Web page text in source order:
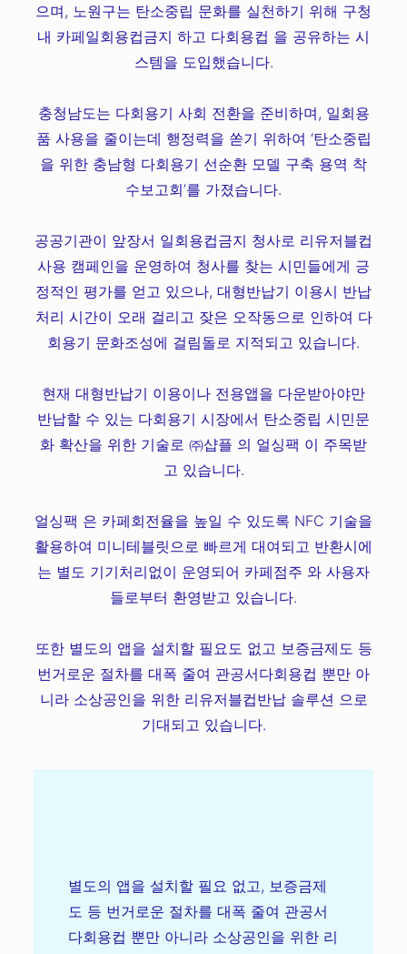
으며, 노원구는 탄소중립 문화를 실천하기 위해 구청
내 카페일회용컵금지 하고 다회용컵 을 공유하는 시
스템을 도입했습니다.
​충청남도는 다회용기 사회 전환을 준비하며, 일회용
품 사용을 줄이는데 행정력을 쏟기 위하여 ‘탄소중립
을 위한 충남형 다회용기 선순환 모델 구축 용역 착
수보고회’를 가졌습니다.
​공공기관이 앞장서 일회용컵금지 청사로 리유저블컵
사용 캠페인을 운영하여 청사를 찾는 시민들에게 긍
정적인 평가를 얻고 있으나, 대형반납기 이용시 반납
처리 시간이 오래 걸리고 잦은 오작동으로 인하여 다
회용기 문화조성에 걸림돌로 지적되고 있습니다.
현재 대형반납기 이용이나 전용앱을 다운받아야만
반납할 수 있는 다회용기 시장에서 탄소중립 시민문
화 확산을 위한 기술로 ㈜샵플 의 얼싱팩 이 주목받
고 있습니다.
얼싱팩 은 카페회전율을 높일 수 있도록 NFC 기술을
활용하여 미니테블릿으로 빠르게 대여되고 반환시에
는 별도 기기처리없이 운영되어 카페점주 와 사용자
들로부터 환영받고 있습니다.
또한 별도의 앱을 설치할 필요도 없고 보증금제도 등
번거로운 절차를 대폭 줄여 관공서다회용컵 뿐만 아
니라 소상공인을 위한 리유저블컵반납 솔루션 으로
기대되고 있습니다.
별도의 앱을 설치할 필요 없고, 보증금제
도 등 번거로운 절차를 대폭 줄여 관공서
다회용컵 뿐만 아니라 소상공인을 위한 리